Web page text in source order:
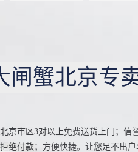
闸蟹北京专
区3对以上免费送货上门；信
付款；方便快捷。让您足不出